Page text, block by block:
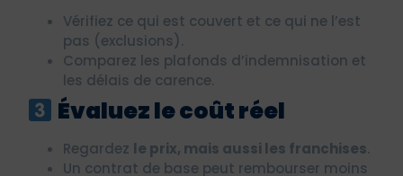
Vérifiez ce qui est couvert et ce qui ne l’est
pas (exclusions).
Comparez les plafonds d’indemnisation et
les délais de carence.
Évaluez le coût réel
Regardez le prix, mais aussi les franchises.
Un contrat de base peut rembourser moins